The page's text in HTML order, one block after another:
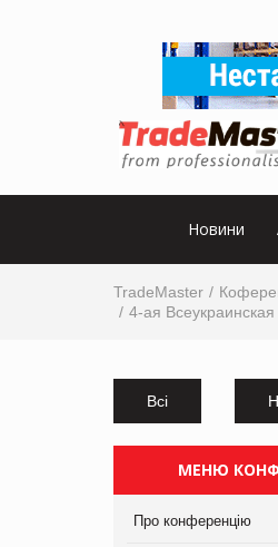
Новини
TradeMaster
4-ая
Всі
МЕНЮ
Про конференцію